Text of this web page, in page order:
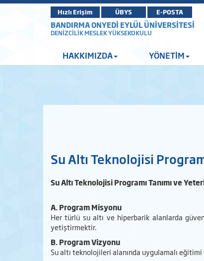
Hızlı Erişim ÜBYS E-POSTA
BANDIRMA ONYEDİ EYLÜL ÜNİVERSİTESİ
DENİZCİLİK MESLEK YÜKSEKOKULU
HAKKIMIZDA YÖNETİM
Su Altı Teknolojisi
Su Altı Teknolojisi Programı Tanımı ve
A. Program Misyonu
Her türlü su altı ve hiperbarik alanlarda
yetiştirmektir.
B. Program Vizyonu
Su altı teknolojileri alanında uygulamalı